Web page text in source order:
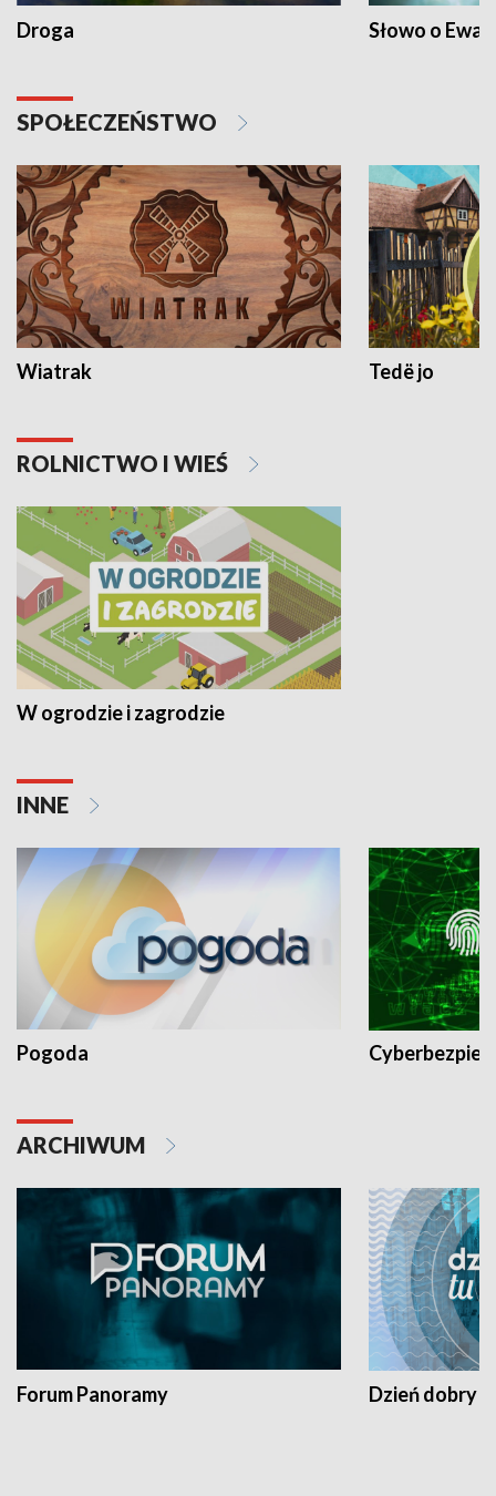
Droga Słowo o
SPOŁECZEŃSTWO
Wiatrak Tedë jo
ROLNICTWO I WIEŚ
W ogrodzie i zagrodzie
INNE
Pogoda
ARCHIWUM
Forum Panoramy Dzień dobry